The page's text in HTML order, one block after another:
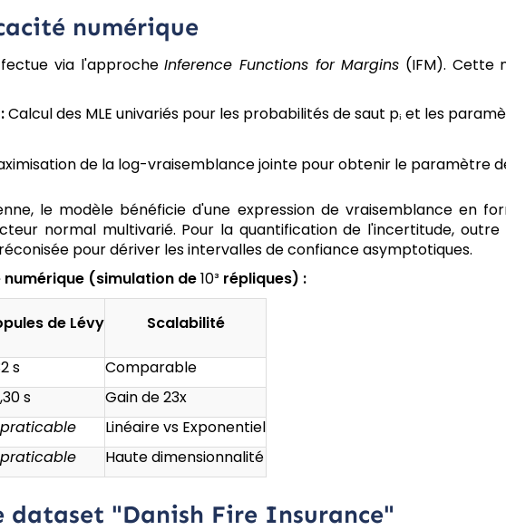
numérique
via l'approcheInference Functions for Margins (IFM). Cette
Calcul des MLE univariés pour les probabilités de saut pᵢ et les
de la log-vraisemblance jointe pour obtenir le paramètre
le modèle bénéficie d'une expression de vraisemblance en
normal multivarié. Pour la quantification de l'incertitude,
pour dériver les intervalles de confiance asymptotiques.
(simulation de10³ répliques) :
de Lévy Scalabilité
s
Comparable
s
Gain de 23x
Linéaire vs Exponentiel
Haute dimensionnalité
dataset "Danish Fire Insurance"